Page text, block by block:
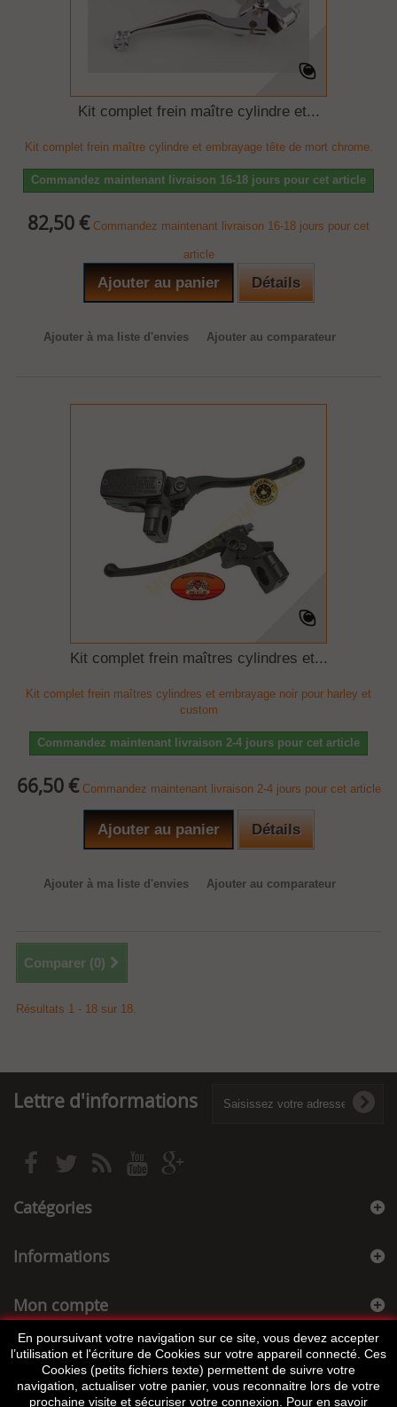
Kit complet frein maître cylindre et...
Kit complet frein maître cylindre et embrayage tête de mort chrome.
Commandez maintenant livraison 16-18 jours pour cet article
82,50 € Commandez maintenant livraison 16-18 jours pour cet
article
Ajouter au panier Détails
Ajouter à ma liste d'envies Ajouter au comparateur
Kit complet frein maîtres cylindres et...
Kit complet frein maîtres cylindres et embrayage noir pour harley et
custom
Commandez maintenant livraison 2-4 jours pour cet article
66,50 € Commandez maintenant livraison 2-4 jours pour cet article
Ajouter au panier Détails
Ajouter à ma liste d'envies Ajouter au comparateur
Comparer (0)
Résultats 1 - 18 sur 18.
Lettre d'informations
Catégories
Informations
Mon compte
Informations sur votre boutique
En poursuivant votre navigation sur ce site, vous devez accepter
l’utilisation et l'écriture de Cookies sur votre appareil connecté. Ces
Cookies (petits fichiers texte) permettent de suivre votre
navigation, actualiser votre panier, vous reconnaitre lors de votre
prochaine visite et sécuriser votre connexion. Pour en savoir